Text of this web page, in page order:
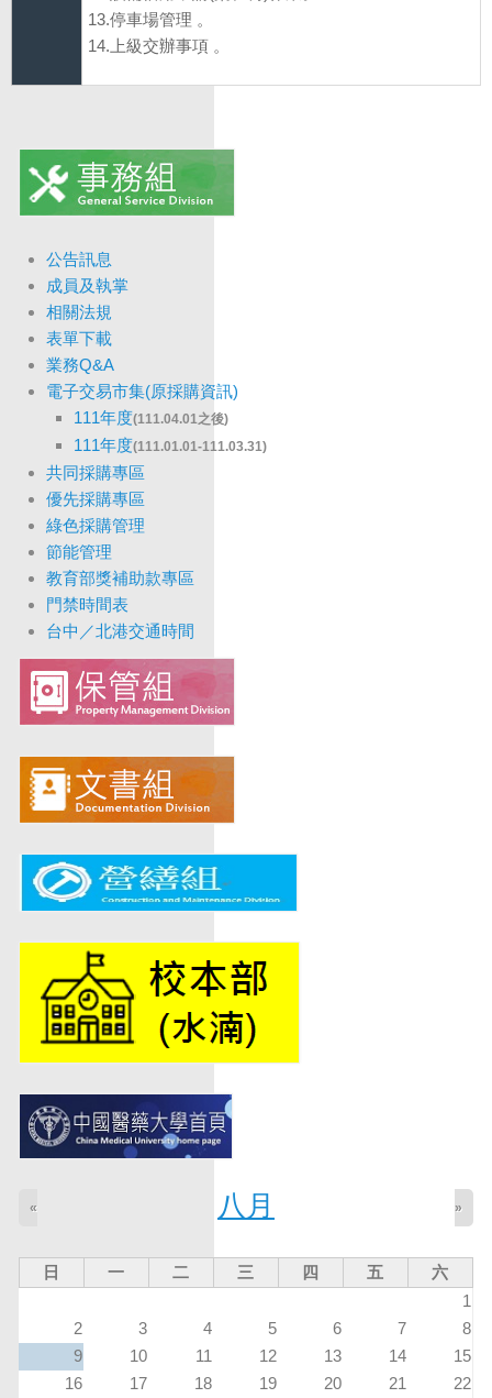
13.停車場管理 。
14.上級交辦事項 。
公告訊息
成員及執掌
相關法規
表單下載
業務Q&A
電子交易市集(原採購資訊)
111年度(111.04.01之後)
111年度(111.01.01-111.03.31)
共同採購專區
優先採購專區
綠色採購管理
節能管理
教育部獎補助款專區
門禁時間表
台中／北港交通時間
八月
« »
日 一 二 三 四 五
六
1
2
3 4 5 6 7
8
9
10 11 12 13 14
15
16
17 18 19 20 21
22